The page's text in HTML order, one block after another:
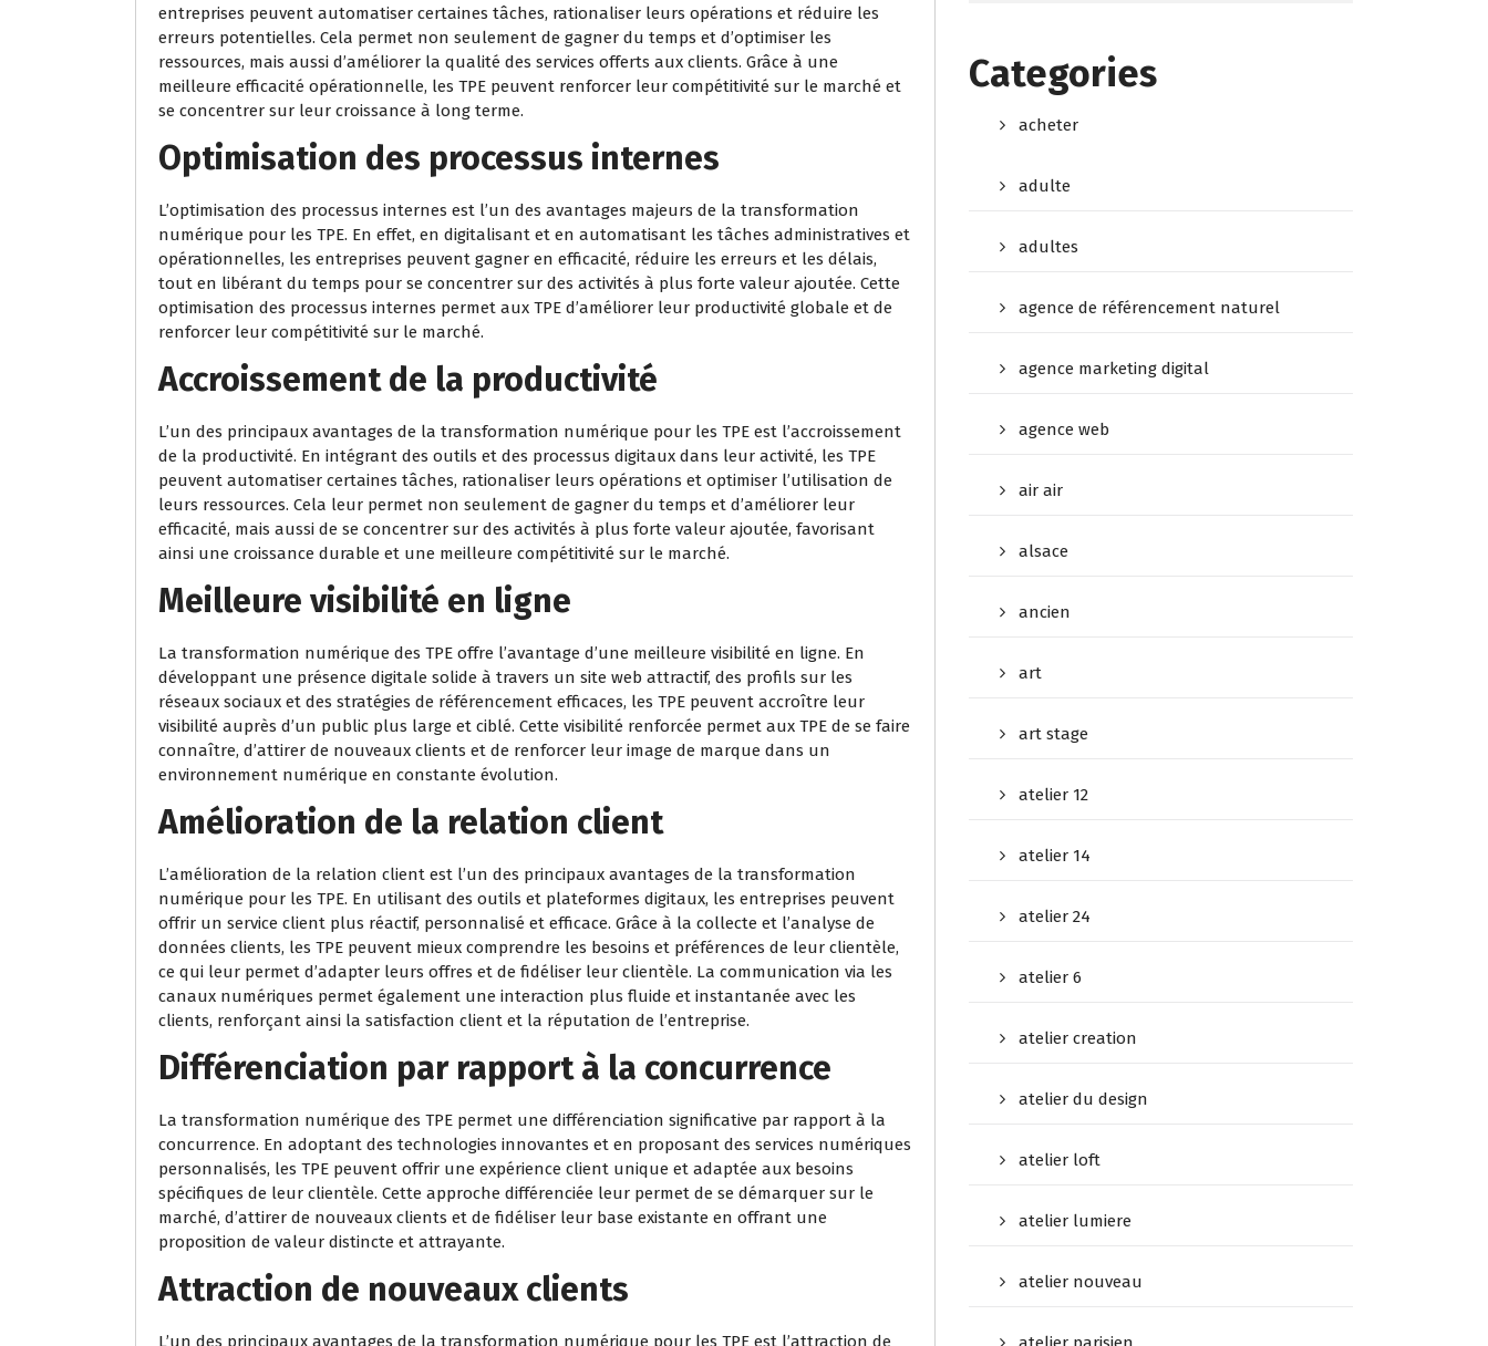
entreprises peuvent automatiser certaines tâches, rationaliser leurs opérations et réduire les
erreurs potentielles. Cela permet non seulement de gagner du temps et d’optimiser les
ressources, mais aussi d’améliorer la qualité des services offerts aux clients. Grâce à une
meilleure efficacité opérationnelle, les TPE peuvent renforcer leur compétitivité sur le marché et
se concentrer sur leur croissance à long terme.
Optimisation des processus internes
L’optimisation des processus internes est l’un des avantages majeurs de la transformation
numérique pour les TPE. En effet, en digitalisant et en automatisant les tâches administratives et
opérationnelles, les entreprises peuvent gagner en efficacité, réduire les erreurs et les délais,
tout en libérant du temps pour se concentrer sur des activités à plus forte valeur ajoutée. Cette
optimisation des processus internes permet aux TPE d’améliorer leur productivité globale et de
renforcer leur compétitivité sur le marché.
Accroissement de la productivité
L’un des principaux avantages de la transformation numérique pour les TPE est l’accroissement
de la productivité. En intégrant des outils et des processus digitaux dans leur activité, les TPE
peuvent automatiser certaines tâches, rationaliser leurs opérations et optimiser l’utilisation de
leurs ressources. Cela leur permet non seulement de gagner du temps et d’améliorer leur
efficacité, mais aussi de se concentrer sur des activités à plus forte valeur ajoutée, favorisant
ainsi une croissance durable et une meilleure compétitivité sur le marché.
Meilleure visibilité en ligne
La transformation numérique des TPE offre l’avantage d’une meilleure visibilité en ligne. En
développant une présence digitale solide à travers un site web attractif, des profils sur les
réseaux sociaux et des stratégies de référencement efficaces, les TPE peuvent accroître leur
visibilité auprès d’un public plus large et ciblé. Cette visibilité renforcée permet aux TPE de se faire
connaître, d’attirer de nouveaux clients et de renforcer leur image de marque dans un
environnement numérique en constante évolution.
Amélioration de la relation client
L’amélioration de la relation client est l’un des principaux avantages de la transformation
numérique pour les TPE. En utilisant des outils et plateformes digitaux, les entreprises peuvent
offrir un service client plus réactif, personnalisé et efficace. Grâce à la collecte et l’analyse de
données clients, les TPE peuvent mieux comprendre les besoins et préférences de leur clientèle,
ce qui leur permet d’adapter leurs offres et de fidéliser leur clientèle. La communication via les
canaux numériques permet également une interaction plus fluide et instantanée avec les
clients, renforçant ainsi la satisfaction client et la réputation de l’entreprise.
Différenciation par rapport à la concurrence
La transformation numérique des TPE permet une différenciation significative par rapport à la
concurrence. En adoptant des technologies innovantes et en proposant des services numériques
personnalisés, les TPE peuvent offrir une expérience client unique et adaptée aux besoins
spécifiques de leur clientèle. Cette approche différenciée leur permet de se démarquer sur le
marché, d’attirer de nouveaux clients et de fidéliser leur base existante en offrant une
proposition de valeur distincte et attrayante.
Attraction de nouveaux clients
L’un des principaux avantages de la transformation numérique pour les TPE est l’attraction de
Categories
acheter
adulte
adultes
agence de référencement naturel
agence marketing digital
agence web
air air
alsace
ancien
art
art stage
atelier 12
atelier 14
atelier 24
atelier 6
atelier creation
atelier du design
atelier loft
atelier lumiere
atelier nouveau